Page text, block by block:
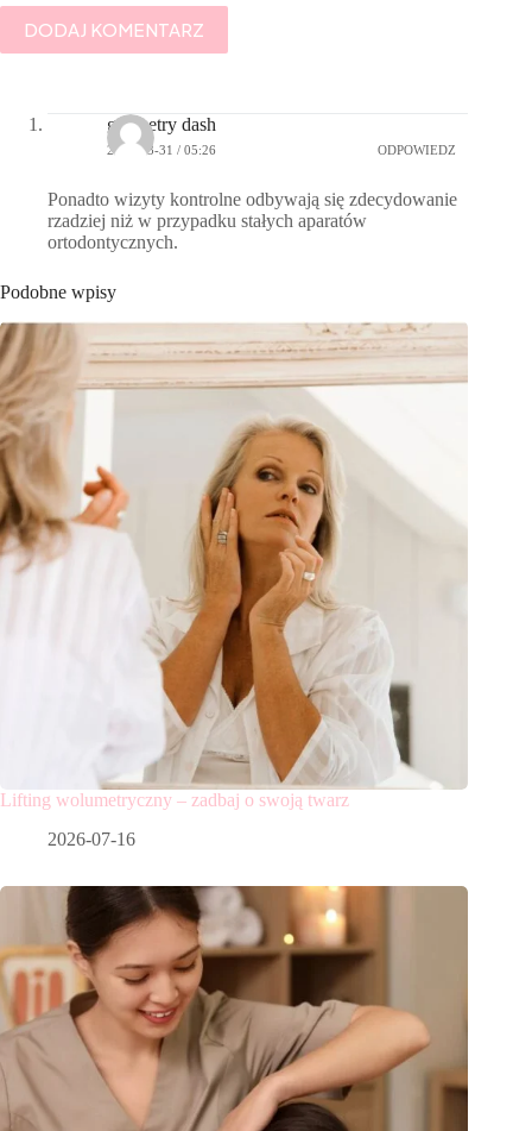
DODAJ KOMENTARZ
geometry dash
2026-03-31 / 05:26 ODPOWIEDZ
Ponadto wizyty kontrolne odbywają się zdecydowanie
rzadziej niż w przypadku stałych aparatów
ortodontycznych.
Podobne wpisy
Lifting wolumetryczny – zadbaj o swoją twarz
2026-07-16